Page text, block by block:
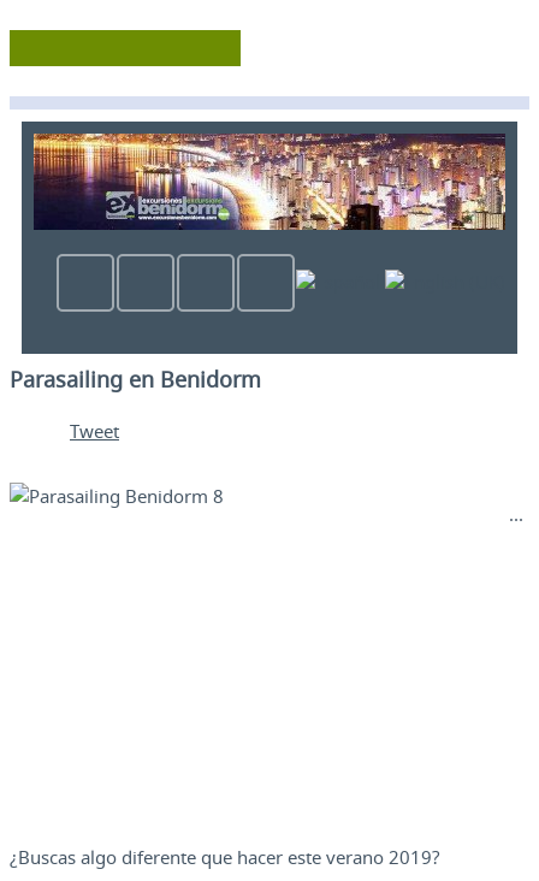
Parasailing en Benidorm
Tweet
...
¿Buscas algo diferente que hacer este verano 2019?